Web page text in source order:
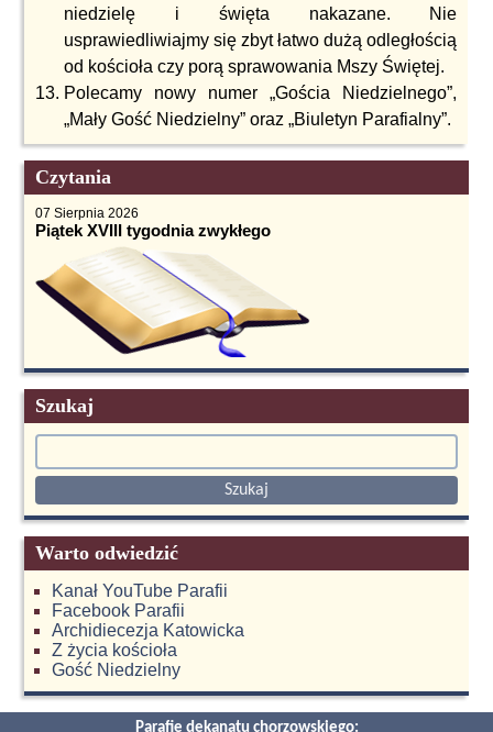
niedzielę i święta nakazane. Nie
usprawiedliwiajmy się zbyt łatwo dużą odległością
od kościoła czy porą sprawowania Mszy Świętej.
Polecamy nowy numer „Gościa Niedzielnego”,
„Mały Gość Niedzielny” oraz „Biuletyn Parafialny”.
Czytania
07 Sierpnia 2026
Piątek XVIII tygodnia zwykłego
Szukaj
Warto odwiedzić
Kanał YouTube Parafii
Facebook Parafii
Archidiecezja Katowicka
Z życia kościoła
Gość Niedzielny
Parafie dekanatu chorzowskiego: